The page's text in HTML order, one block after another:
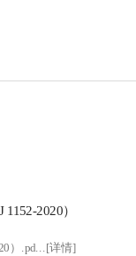
2020）
）.pd...[详情]